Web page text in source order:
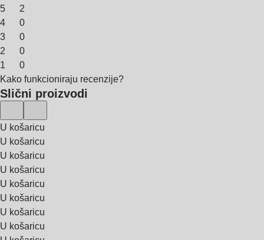
5
2
4
0
3
0
2
0
1
0
Kako funkcioniraju recenzije?
Slični proizvodi
U košaricu
U košaricu
U košaricu
U košaricu
U košaricu
U košaricu
U košaricu
U košaricu